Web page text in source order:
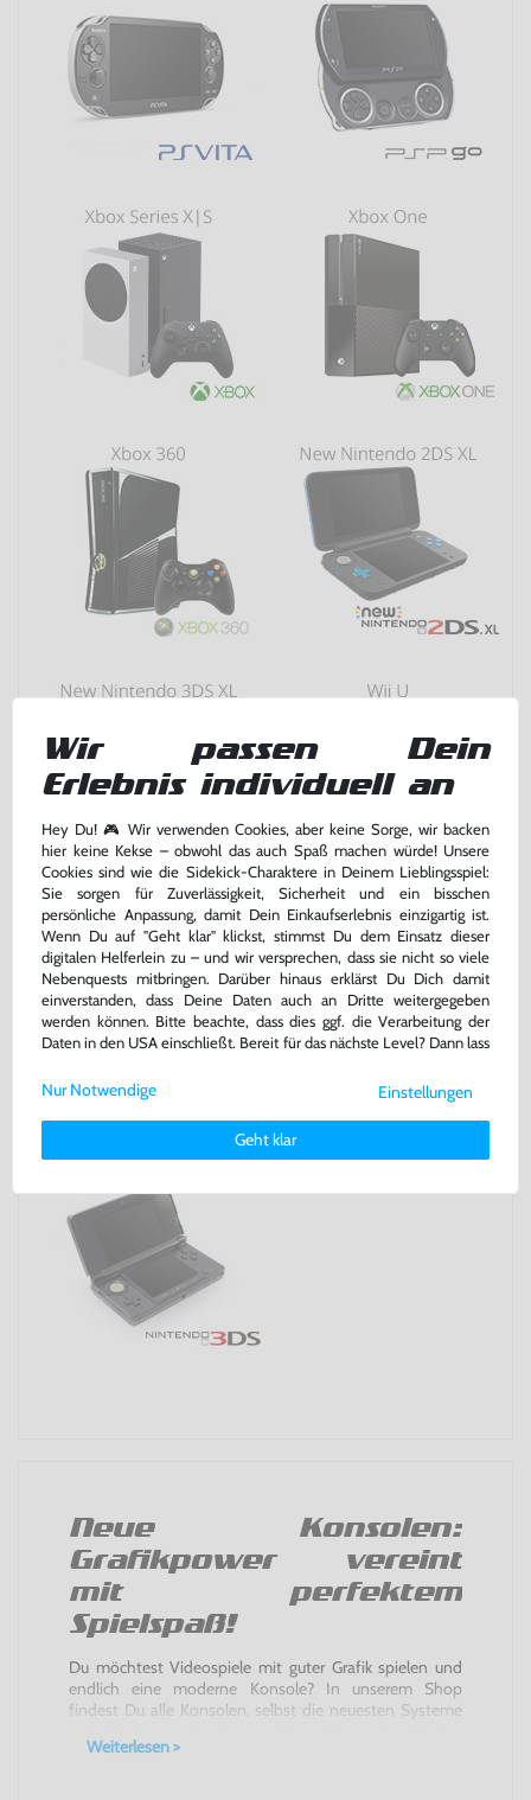
Neue Konsolen:
Grafikpower vereint
mit perfektem
Spielspaß!
Du möchtest Videospiele mit guter Grafik spielen und
endlich eine moderne Konsole? In unserem Shop
findest Du alle Konsolen, selbst die neuesten Systeme
Grafik steht und online mit Freunden spielen möchte,
Weiterlesen >
Wir passen Dein
Erlebnis individuell an
Hey Du! 🎮 Wir verwenden Cookies, aber keine Sorge, wir backen
hier keine Kekse – obwohl das auch Spaß machen würde! Unsere
Cookies sind wie die Sidekick-Charaktere in Deinem Lieblingsspiel:
Sie sorgen für Zuverlässigkeit, Sicherheit und ein bisschen
persönliche Anpassung, damit Dein Einkaufserlebnis einzigartig ist.
Wenn Du auf "Geht klar" klickst, stimmst Du dem Einsatz dieser
digitalen Helferlein zu – und wir versprechen, dass sie nicht so viele
Nebenquests mitbringen. Darüber hinaus erklärst Du Dich damit
einverstanden, dass Deine Daten auch an Dritte weitergegeben
werden können. Bitte beachte, dass dies ggf. die Verarbeitung der
Daten in den USA einschließt. Bereit für das nächste Level? Dann lass
Weitere Informationen zu den von uns verwendeten Cookies und
Deinen Rechten als Nutzer findest Du in unsererDaten­schutz­
Impressum.
Einstellungen
Geht klar
Nur Notwendige